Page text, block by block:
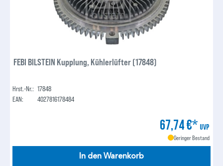
FEBI BILSTEIN Kupplung, Kühlerlüfter (17848)
Hrst.-Nr.: 17848
EAN:
4027816178484
67,74 €* UVP
Geringer Bestand
In den Warenkorb